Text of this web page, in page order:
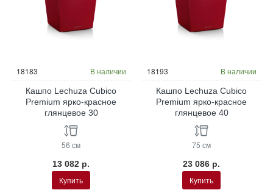
18183 В наличии
Кашпо Lechuza Cubico
Premium ярко-красное
глянцевое 30
56 см
13 082 р.
Купить
18193 В наличии
Кашпо Lechuza Cubico
Premium ярко-красное
глянцевое 40
75 см
23 086 р.
Купить